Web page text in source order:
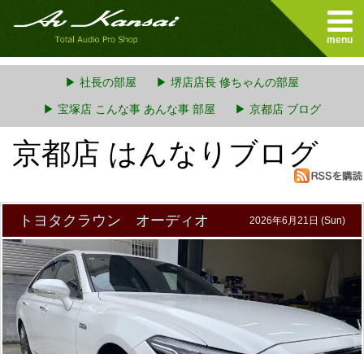
menu
▶ 社長の部屋 ▶ 堺店店長 修ちゃんの部屋
▶ 宝塚店 こんな事 あんな事 部屋 ▶ 京都店 ブログ
京都店 はんなりブログ
トヨタクラウン オーディオ 2026年6月21日 (Sun)